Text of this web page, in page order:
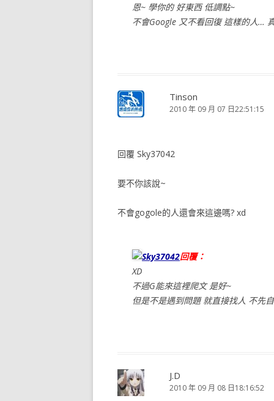
恩~ 學你的 好東西 低調點~
不會Google 又不看回復 這樣的人…
Tinson
2010 年 09 月 07 日22:51:15
回覆 Sky37042
要不你該說~
不會gogole的人還會來這邊嗎? xd
Sky37042回覆：
XD
不過G能來這裡爬文 是好~
但是不是遇到問題 就直接找人 不先
J.D
2010 年 09 月 08 日18:16:52